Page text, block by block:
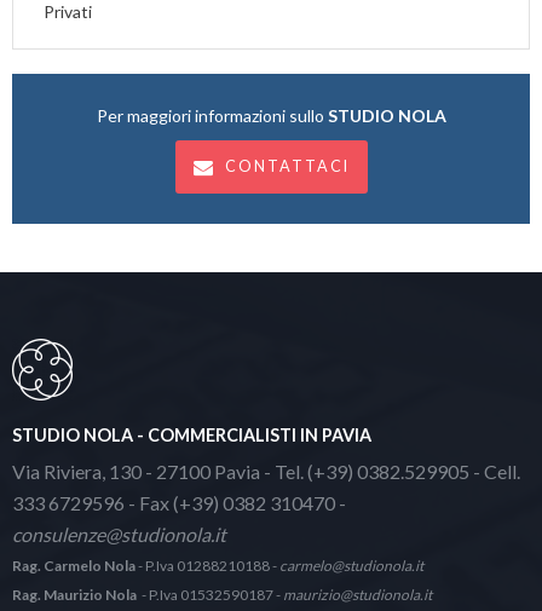
Privati
Per maggiori informazioni sullo STUDIO NOLA
CONTATTACI
STUDIO NOLA - COMMERCIALISTI IN PAVIA
Via Riviera, 130 - 27100 Pavia - Tel. (+39) 0382.529905 - Cell.
333 6729596 - Fax (+39) 0382 310470 -
consulenze@studionola.it
Rag. Carmelo Nola- P.Iva 01288210188 - carmelo@studionola.it
Rag. Maurizio Nola - P.Iva 01532590187 - maurizio@studionola.it